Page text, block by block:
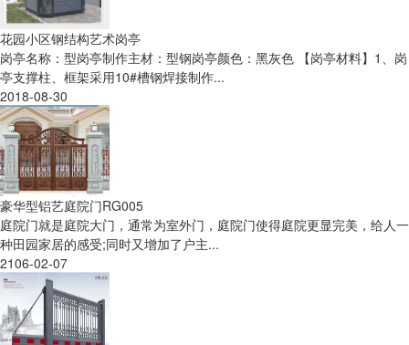
花园小区钢结构艺术岗亭
岗亭名称：型岗亭制作主材：型钢岗亭颜色：黑灰色 【岗亭材料】1、岗
亭支撑柱、框架采用10#槽钢焊接制作...
2018-08-30
豪华型铝艺庭院门RG005
庭院门就是庭院大门，通常为室外门，庭院门使得庭院更显完美，给人一
种田园家居的感受;同时又增加了户主...
2106-02-07